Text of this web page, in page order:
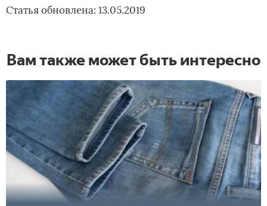
Статья обновлена: 13.05.2019
Вам также может быть интересно